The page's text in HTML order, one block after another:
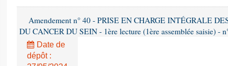
Amendement n° 40 - PRISE EN CHARGE INTÉGRALE
DU CANCER DU SEIN - 1ère lecture (1ère assemblée saisie) -
Date de
dépôt :